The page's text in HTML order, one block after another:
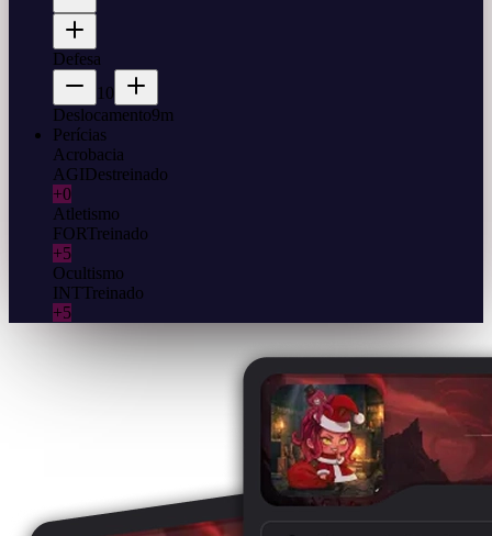
Defesa
10
Deslocamento9m
Perícias
Acrobacia
AGIDestreinado
+0
Atletismo
FORTreinado
+5
Ocultismo
INTTreinado
+5